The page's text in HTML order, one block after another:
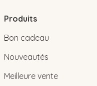
Produits
Bon cadeau
Nouveautés
Meilleure vente